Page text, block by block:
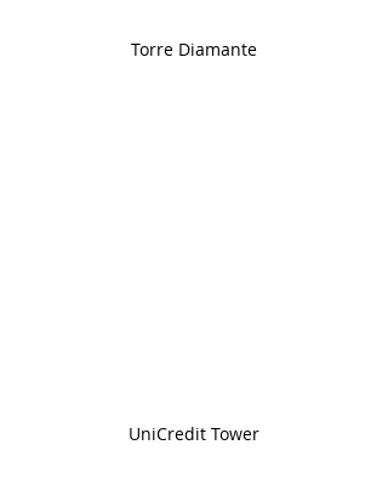
Torre Diamante
UniCredit Tower